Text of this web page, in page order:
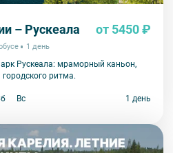
предоставить ФИО, дату
паспорта
– Рускеала от 5450 ₽
1 день
Рускеала: мраморный каньон,
ритма.
Вс 1 день